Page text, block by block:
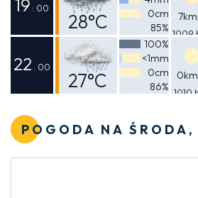
19 : 00
28°C
Odczuwalna
31°C
0cm
85% 1009
22 : 00
27°C
100%
<1mm
0cm
86% 1010
POGODA NA ŚRODA,